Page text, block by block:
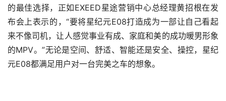
的最佳选择，正如EXEED星途营销中心总经理黄招根在发
布会上表示的，“要将星纪元E08打造成为一部让自己看起
来不像司机，让人感觉事业有成、家庭和美的成功暖男形象
的MPV。”无论是空间、舒适、智能还是安全、操控，星纪
元E08都满足用户对一台完美之车的想象。